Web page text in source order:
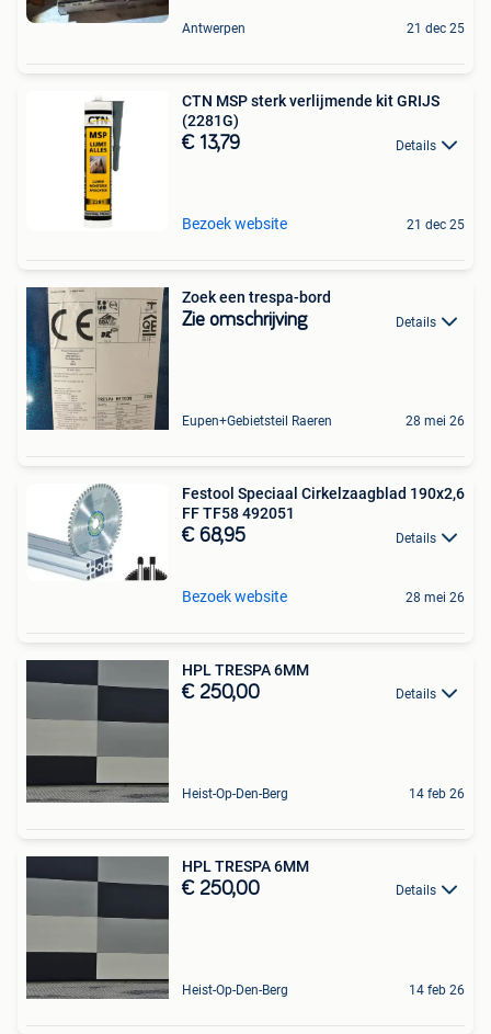
Antwerpen 21 dec 25
CTN MSP sterk verlijmende kit GRIJS
(2281G)
€ 13,79 Details
Bezoek website 21 dec 25
Zoek een trespa-bord
Zie omschrijving Details
Eupen+Gebietsteil Raeren 28 mei 26
Festool Speciaal Cirkelzaagblad 190x2,6
FF TF58 492051
€ 68,95 Details
Bezoek website 28 mei 26
HPL TRESPA 6MM
€ 250,00 Details
Heist-Op-Den-Berg 14 feb 26
HPL TRESPA 6MM
€ 250,00 Details
Heist-Op-Den-Berg 14 feb 26